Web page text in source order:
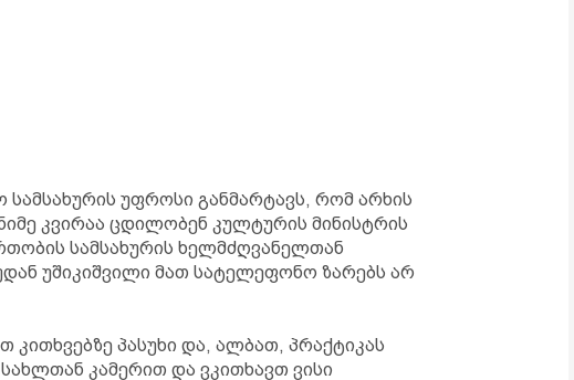
სამსახურის უფროსი განმარტავს, რომ არხის
კვირაა ცდილობენ კულტურის მინისტრის
სამსახურის ხელმძღვანელთან
უშიკიშვილი მათ სატელეფონო ზარებს არ
კითხვებზე პასუხი და, ალბათ, პრაქტიკას
კამერით და ვკითხავთ ვისი